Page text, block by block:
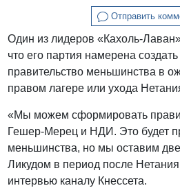
Отправить
Один из лидеров «Кахоль-
что его партия намерена
правительство меньшинства в
правом лагере или ухода
«Мы можем сформировать
Гешер-Мерец и НДИ. Это будет
меньшинства, но мы оставим
Ликудом в период после
интервью каналу Кнессета.